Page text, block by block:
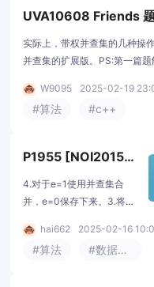
二分图，左边是边，从源点连
边权的图，让你找出一个子图
权和最大。第一眼感觉要用网
问题
UVA10608 Friends
实际上，带权并查集的几种操
并查集的扩展版。PS:第一篇
历一遍，找最大值即可。（不
读完题就知道，这题用。这些
W9095 2025-02-19
#算法 #c++
P1955 [NOI2015]
程序自动分析
4.对于e=1使用并查集合
并，e=0保存下来。3.将原
的位置。1.读入数据存入离
散化数组c。5.检查是否冲
hai662 2025-02-16
#算法 #数据结构